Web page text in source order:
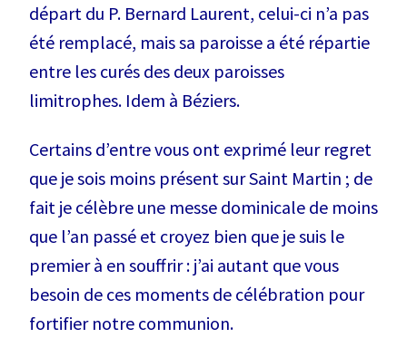
départ du P. Bernard Laurent, celui-ci n’a pas
été remplacé, mais sa paroisse a été répartie
entre les curés des deux paroisses
limitrophes. Idem à Béziers.
Certains d’entre vous ont exprimé leur regret
que je sois moins présent sur Saint Martin ; de
fait je célèbre une messe dominicale de moins
que l’an passé et croyez bien que je suis le
premier à en souffrir : j’ai autant que vous
besoin de ces moments de célébration pour
fortifier notre communion.